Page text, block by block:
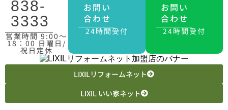
838-
3333
営業時間 9:00〜
18：00 日曜日/
祝日定休
お問い
合わせ
24時間受付
お問い
合わせ
24時間受付
LIXILリフォームネット
LIXIL いい家ネット